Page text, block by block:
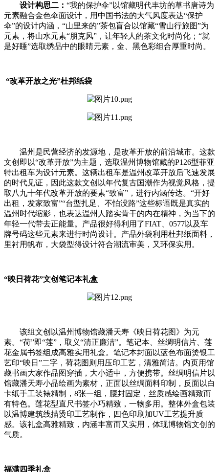
设计构思二： “我的保护伞”以馆藏明代丰坊的草书唐诗为
元素融合金色伞面设计，用中国书法的大气风度表达“保护
伞”的设计内涵，“山里来的”茶包盲合以馆藏“雪山行旅图”为
元素，将山水元素“朋克风”，让年轻人的茶文化时尚化；“就
是好睡”选取绣品中的眼睛元素，金、黑色彩组合厚重时尚。
“改革开放之光”杜邦纸袋
温州是民营经济的发源地，是改革开放的前沿城市。这款
文创即以“改革开放”为主题，选取温州博物馆藏的P126型菲亚
特出租车为设计元素。这辆出租车是温州改革开放后飞速发展
的时代见证，因此这款文创以年代复古国潮作为视觉风格，提
取八九十年代改革开放的要素“致富”，进行内涵传达。“开好
出租，发家致富”“台型扎足、不怕没路”这些标语既是真实的
温州时代缩影，也表达温州人踏实肯干的内在精神，为当下的
年轻一代带去正能量。产品很好得利用了FIAT、0577以及车
牌号码这些元素来进行时尚设计。产品外袋利用杜邦纸面料，
里衬用帆布，大袋型得设计符合潮流审美，又环保实用。
“映日荷花”文创笔记本礼盒
该组文创以温州博物馆藏潘天寿《映日荷花图》为元
素。“荷”即“莲”，取义“清正廉洁”。笔记本、丝绸明信片、莲
花金属书签组成高雅实用礼盒。笔记本封面以蓝色布面烫银工
艺印“映日”二字，荷花图则用压印工艺，清雅简洁。内页用馆
藏书画大家作品图穿插，大小适中，方便携带。丝绸明信片以
馆藏潘天寿小品绘画为素材，正面以丝绸面料印制，反面以白
卡纸手工装裱精制，8张一组，腰封固定，丝质感绘画精致而
有特色。莲花型直尺书签小巧精致，一物多用。整体外盒包装
以温博建筑线描烫印工艺制作，四色印刷加UV工艺提升质
感。该礼盒高雅精致，内涵丰富而又实用，体现博物馆文创的
气质。
福满四季礼盒